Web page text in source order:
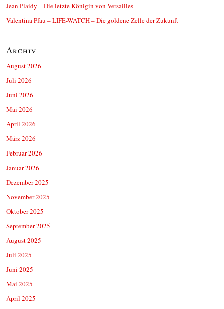
Jean Plaidy – Die letzte Königin von Versailles
Valentina Pfau – LIFE-WATCH – Die goldene Zelle der Zukunft
Archiv
August 2026
Juli 2026
Juni 2026
Mai 2026
April 2026
März 2026
Februar 2026
Januar 2026
Dezember 2025
November 2025
Oktober 2025
September 2025
August 2025
Juli 2025
Juni 2025
Mai 2025
April 2025